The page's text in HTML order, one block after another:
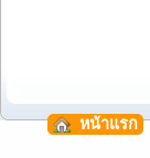
หน้าแรก